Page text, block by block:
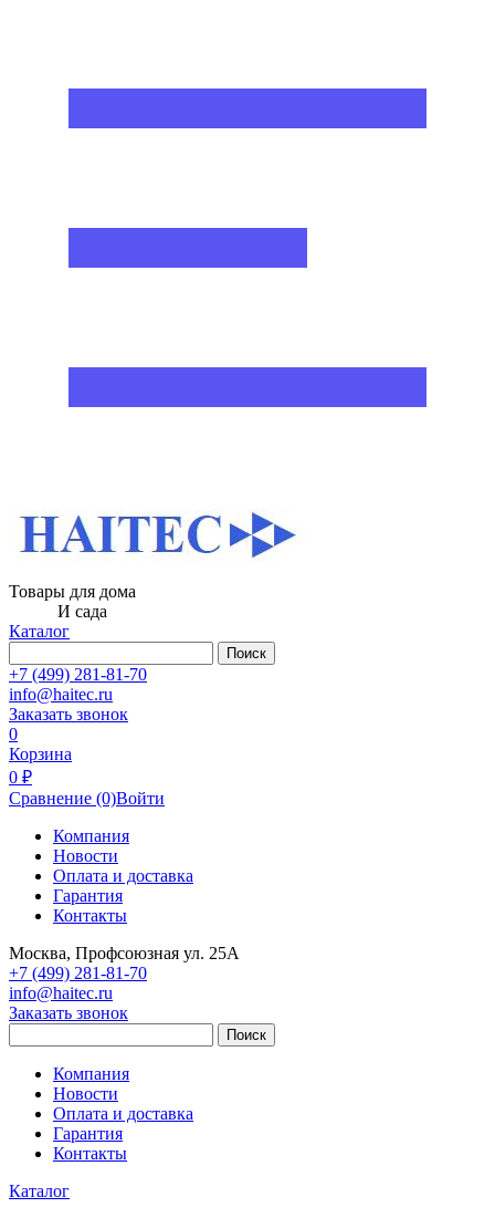
Товары для дома
И сада
Каталог
Поиск
+7 (499) 281-81-70
info@haitec.ru
Заказать звонок
0
Корзина
0 ₽
Сравнение (0)Войти
Компания
Новости
Оплата и доставка
Гарантия
Контакты
Москва, Профсоюзная ул. 25А
+7 (499) 281-81-70
info@haitec.ru
Заказать звонок
Поиск
Компания
Новости
Оплата и доставка
Гарантия
Контакты
Каталог